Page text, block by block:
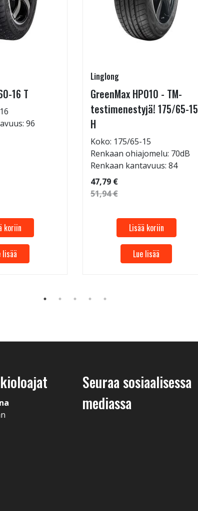
16 T
96
koriin
lisää
Linglong
GreenMax HP010 - TM-
testimenestyjä! 175/65-15
H
Koko: 175/65-15
Renkaan ohiajomelu: 70dB
Renkaan kantavuus: 84
47,79 €
51,94 €
Lisää koriin
Lue lisää
Seuraa sosiaalisessa
mediassa